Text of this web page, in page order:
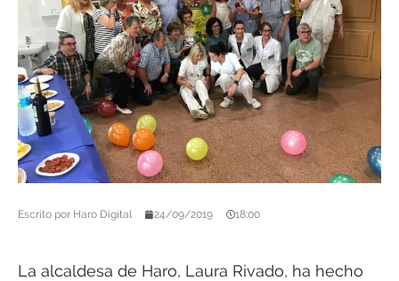
Escrito por Haro Digital 24/09/2019 18:00
La alcaldesa de Haro, Laura Rivado, ha hecho